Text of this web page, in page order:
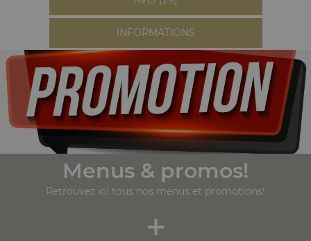
INFORMATIONS
Menus & promos!
Retrouvez ici tous nos menus et promotions!
+